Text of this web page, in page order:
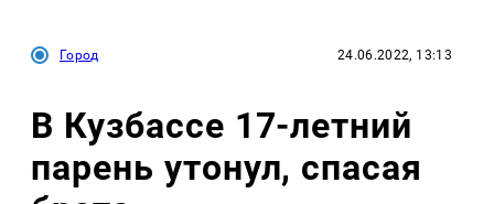
Город 24.06.2022, 13:13
В Кузбассе 17-летний
парень утонул, спасая